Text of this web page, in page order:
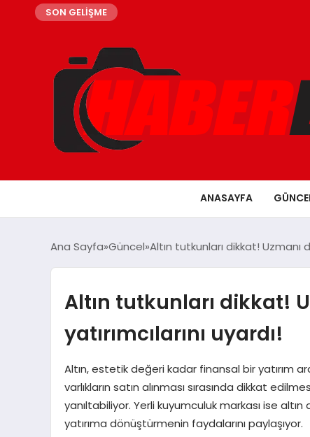
SON GELİŞME
ANASAYFA
Ana Sayfa Güncel Altın tutkunları dikkat! Uzmanı
Altın tutkunları dikkat!
yatırımcılarını uyardı!
Altın, estetik değeri kadar finansal bir yatırım
varlıkların satın alınması sırasında dikkat
yanıltabiliyor. Yerli kuyumculuk markası ise
yatırıma dönüştürmenin faydalarını